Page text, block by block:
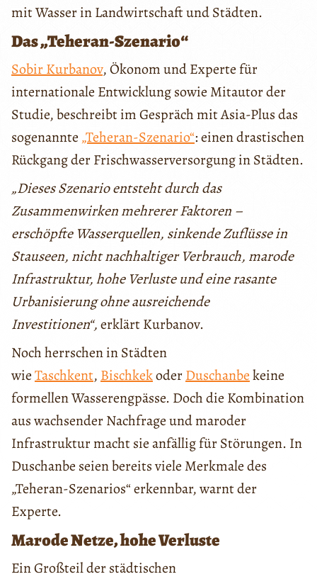
mit Wasser in Landwirtschaft und Städten.
Das „Teheran-Szenario“
Sobir Kurbanov, Ökonom und Experte für
internationale Entwicklung sowie Mitautor der
Studie, beschreibt im Gespräch mit Asia-Plus das
sogenannte „Teheran-Szenario“: einen drastischen
Rückgang der Frischwasserversorgung in Städten.
„Dieses Szenario entsteht durch das
Zusammenwirken mehrerer Faktoren –
erschöpfte Wasserquellen, sinkende Zuflüsse in
Stauseen, nicht nachhaltiger Verbrauch, marode
Infrastruktur, hohe Verluste und eine rasante
Urbanisierung ohne ausreichende
Investitionen“,erklärt Kurbanov.
Noch herrschen in Städten
wieTaschkent, BischkekoderDuschanbekeine
formellen Wasserengpässe. Doch die Kombination
aus wachsender Nachfrage und maroder
Infrastruktur macht sie anfällig für Störungen. In
Duschanbe seien bereits viele Merkmale des
„Teheran-Szenarios“ erkennbar, warnt der
Experte.
Marode Netze, hohe Verluste
Ein Großteil der städtischen